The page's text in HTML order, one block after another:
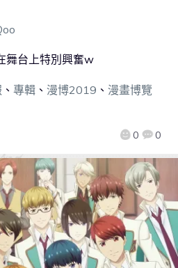
0 0
舞台上特別興奮w
、 專輯、 漫博2019 、 漫畫博覽